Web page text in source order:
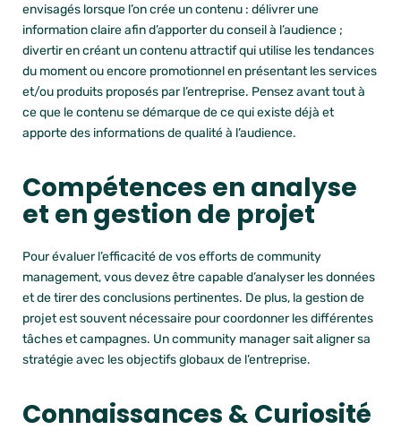
envisagés lorsque l’on crée un contenu : délivrer une
information claire afin d’apporter du conseil à l’audience ;
divertir en créant un contenu attractif qui utilise les tendances
du moment ou encore promotionnel en présentant les services
et/ou produits proposés par l’entreprise. Pensez avant tout à
ce que le contenu se démarque de ce qui existe déjà et
apporte des informations de qualité à l’audience.
Compétences en analyse
et en gestion de projet
Pour évaluer l’efficacité de vos efforts de community
management, vous devez être capable d’analyser les données
et de tirer des conclusions pertinentes. De plus, la gestion de
projet est souvent nécessaire pour coordonner les différentes
tâches et campagnes. Un community manager sait aligner sa
stratégie avec les objectifs globaux de l’entreprise.
Connaissances & Curiosité